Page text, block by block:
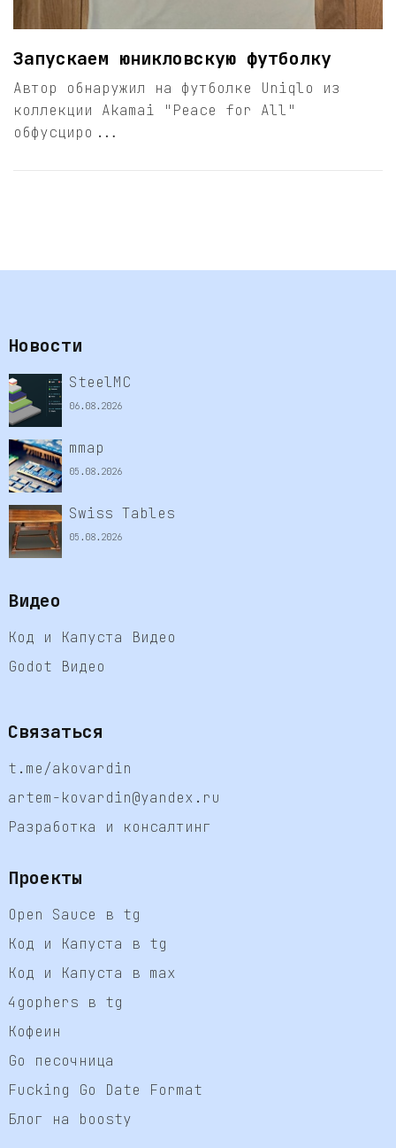
Запускаем юникловскую футболку
Автор обнаружил на футболке Uniqlo из
коллекции Akamai "Peace for All"
обфусциро...
Новости
SteelMC
06.08.2026
mmap
05.08.2026
Swiss Tables
05.08.2026
Видео
Код и Капуста Видео
Godot Видео
Связаться
t.me/akovardin
artem-kovardin@yandex.ru
Разработка и консалтинг
Проекты
Open Sauce в tg
Код и Капуста в tg
Код и Капуста в max
4gophers в tg
Кофеин
Go песочница
Fucking Go Date Format
Блог на boosty